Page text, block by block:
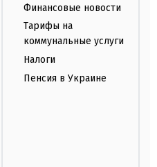
Финансовые новости
Тарифы на
коммунальные услуги
Налоги
Пенсия в Украине